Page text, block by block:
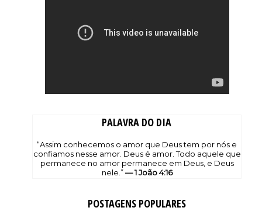
PALAVRA DO DIA
“Assim conhecemos o amor que Deus tem por nós e
confiamos nesse amor. Deus é amor. Todo aquele que
permanece no amor permanece em Deus, e Deus
nele.”— 1 João 4:16
POSTAGENS POPULARES